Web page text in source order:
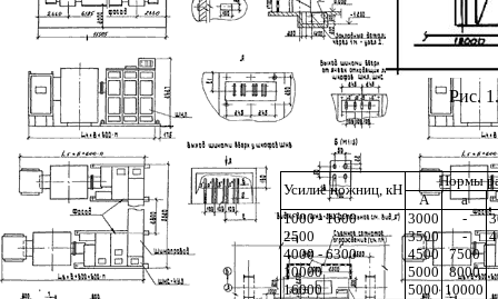
Рис. 1
Усилие ножниц, кН
Нормы
А
а
1000 - 1600
3000 -
2500
3500 -
4000 - 6300
4500 7500
10000
5000 8000
16000
5000 10000